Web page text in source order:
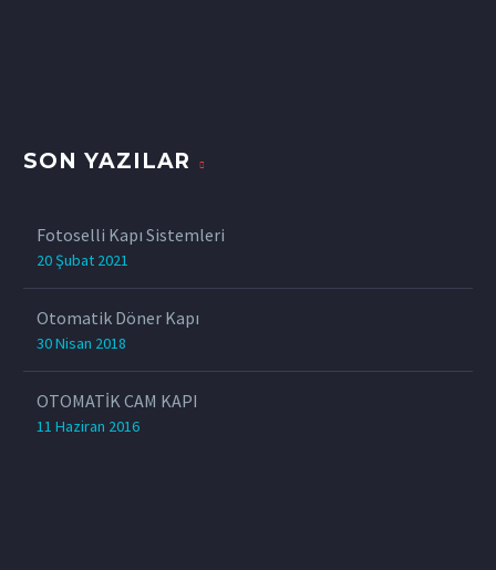
SON YAZILAR
Fotoselli Kapı Sistemleri
20 Şubat 2021
Otomatik Döner Kapı
30 Nisan 2018
OTOMATİK CAM KAPI
11 Haziran 2016